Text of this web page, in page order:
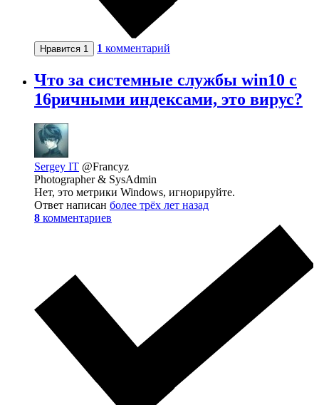
Нравится 1 1 комментарий
Что за системные службы win10 с
16ричными индексами, это вирус?
Sergey IT @Francyz
Photographer & SysAdmin
Нет, это метрики Windows, игнорируйте.
Ответ написан более трёх лет назад
8 комментариев